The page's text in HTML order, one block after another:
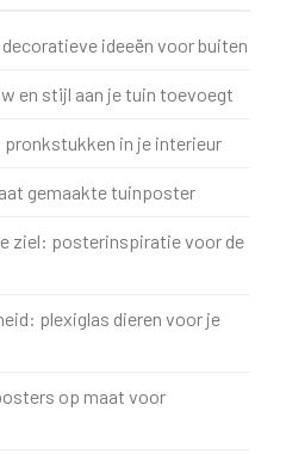
ideeën voor buiten
en stijl aan je tuin toevoegt
in je interieur
gemaakte tuinposter
ziel: posterinspiratie voor de
plexiglas dieren voor je
op maat voor